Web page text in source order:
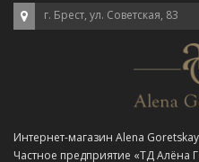
г. Брест, ул. Советская, 83
Интернет-магазин Alena
Частное предприятие «ТД Алёна